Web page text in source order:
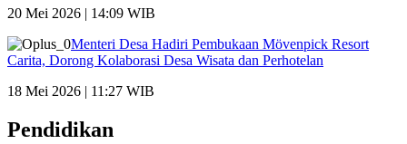
20 Mei 2026 | 14:09 WIB
Menteri Desa Hadiri Pembukaan Mövenpick Resort
Carita, Dorong Kolaborasi Desa Wisata dan Perhotelan
18 Mei 2026 | 11:27 WIB
Pendidikan